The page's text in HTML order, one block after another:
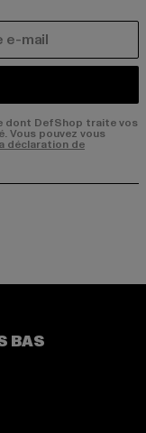
dont DefShop traite vos
Vous pouvez vous
déclaration de
BAS